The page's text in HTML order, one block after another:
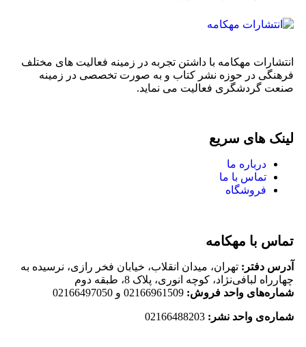
انتشارات مهکامه با داشتن تجربه در زمینه فعالیت های مختلف
فرهنگی در حوزه نشر کتاب و به صورت تخصصی در زمینه
صنعت گردشگری فعالیت می نماید.
لینک های سریع
درباره ما
تماس با ما
فروشگاه
تماس با مهکامه
آدرس دفتر: تهران، میدان انقلاب، خیابان فخر رازی، نرسیده به
چهارراه لبافی‌نژاد، کوچه انوری، پلاک 8، طبقه دوم
شماره‌های واحد فروش: 02166961509 و 02166497050
شماره‌‌ی واحد نشر: